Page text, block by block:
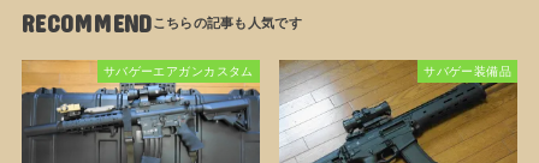
RECOMMEND
サバゲーエアガンカスタム サバゲー装備品